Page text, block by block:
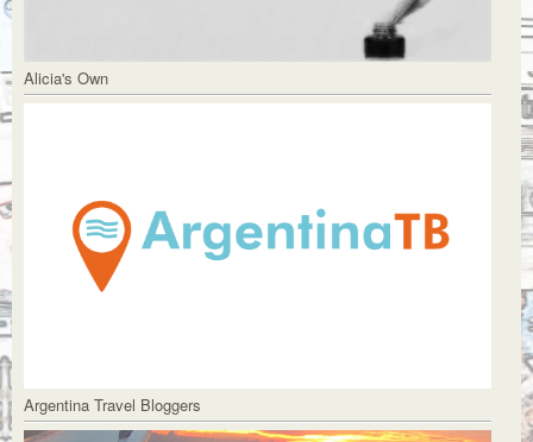
Alicia's Own
Argentina Travel Bloggers